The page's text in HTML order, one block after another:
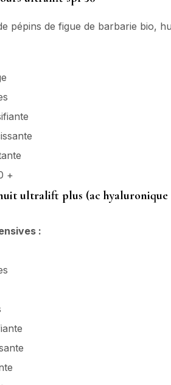
pépins de figue de barbarie bio,
+
ultralift plus (ac
: